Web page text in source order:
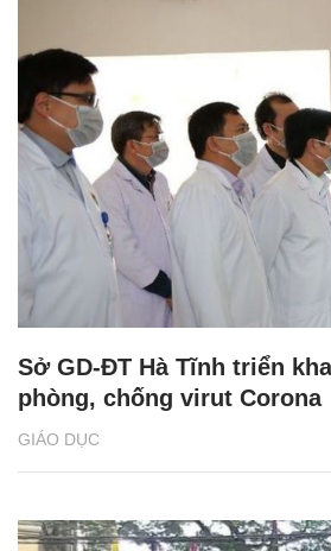
GIÁO DỤC
Sở GD-ĐT Hà Tĩnh triển
phòng, chống virut Corona